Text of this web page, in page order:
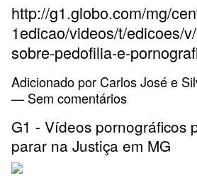
http://g1.globo.com/mg/
1edicao/videos/t/edicoes/
sobre-pedofilia-e-
Adicionado por Carlos José e
— Sem comentários
G1 - Vídeos pornográficos
parar na Justiça em MG